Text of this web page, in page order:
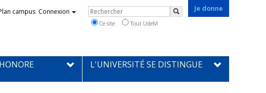
Je donne
campus Connexion Rechercher
Rechercher
Ce site Tout UdeM
L'UNIVERSITÉ SE DISTINGUE